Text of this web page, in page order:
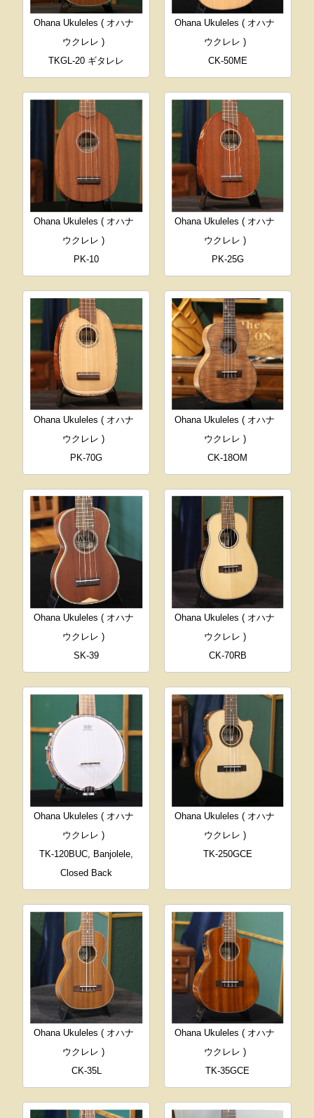
Ohana Ukuleles ( オハナ
ウクレレ )
TKGL-20 ギタレレ
Ohana Ukuleles ( オハナ
ウクレレ )
CK-50ME
Ohana Ukuleles ( オハナ
ウクレレ )
PK-10
Ohana Ukuleles ( オハナ
ウクレレ )
PK-25G
Ohana Ukuleles ( オハナ
ウクレレ )
PK-70G
Ohana Ukuleles ( オハナ
ウクレレ )
CK-18OM
Ohana Ukuleles ( オハナ
ウクレレ )
SK-39
Ohana Ukuleles ( オハナ
ウクレレ )
CK-70RB
Ohana Ukuleles ( オハナ
ウクレレ )
TK-120BUC, Banjolele,
Closed Back
Ohana Ukuleles ( オハナ
ウクレレ )
TK-250GCE
Ohana Ukuleles ( オハナ
ウクレレ )
CK-35L
Ohana Ukuleles ( オハナ
ウクレレ )
TK-35GCE